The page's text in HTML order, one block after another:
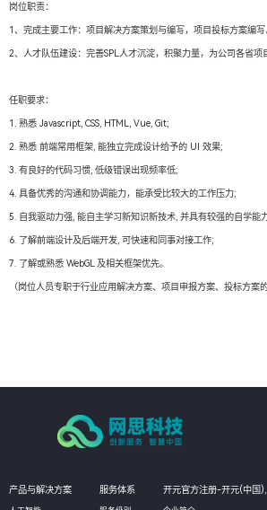
岗位职责：
1、完成主要工作：项目解决方案策划与编写，项目投标方案编写
2、人才队伍建设：完善SPL人才沉淀，积聚力量，为公司各省项
任职要求：
1. 熟悉 Javascript, CSS, HTML, Vue, Git;
2. 熟悉 前端常用框架, 能独立完成设计给予的 UI 效果;
3. 有良好的代码习惯, 低级错误出现频率低;
4. 具备优秀的沟通和协调能力，能承受比较大的工作压力;
5. 自我驱动力强, 能自主学习新知识新技术, 并具有较强的自学能
6. 了解前端设计及后端开发, 可快速和同事对接工作;
7. 了解或熟悉 WebGL 及相关框架优先。
（岗位人员专职于行业应用解决方案、项目申报方案、投标方案
产品与解决方案 服务体系 开元官方注册-开元(中国),